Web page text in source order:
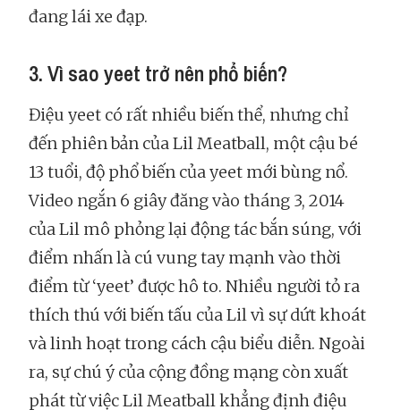
đang lái xe đạp.
3. Vì sao yeet trở nên phổ biến?
Điệu yeet có rất nhiều biến thể, nhưng chỉ
đến phiên bản của Lil Meatball, một cậu bé
13 tuổi, độ phổ biến của yeet mới bùng nổ.
Video ngắn 6 giây đăng vào tháng 3, 2014
của Lil mô phỏng lại động tác bắn súng, với
điểm nhấn là cú vung tay mạnh vào thời
điểm từ ‘yeet’ được hô to. Nhiều người tỏ ra
thích thú với biến tấu của Lil vì sự dứt khoát
và linh hoạt trong cách cậu biểu diễn. Ngoài
ra, sự chú ý của cộng đồng mạng còn xuất
phát từ việc Lil Meatball khẳng định điệu